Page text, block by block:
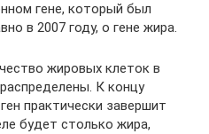
гене, который был
в 2007 году, о гене жира.
жировых клеток в
К концу
практически завершит
будет столько жира,